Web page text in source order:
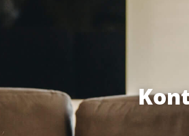
Preise abverlangt werden, wird das
Es ist daher anzunehmen, dass zu
s.g. Speckgürteln einzelne
„Speckwürfel“ im Umfeld großer